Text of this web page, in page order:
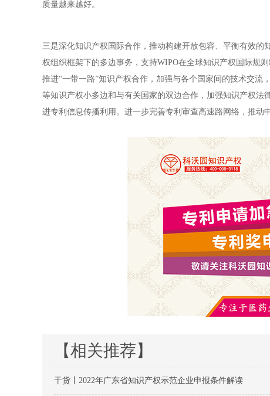
质量越来越好。
三是深化知识产权国际合作，推动构建开放包容、平衡有效
权组织框架下的多边事务，支持WIPO在全球知识产权国际规
推进“一带一路”知识产权合作，加强与各个国家间的技术交流
等知识产权小多边和与有关国家的双边合作，加强知识产权
进专利信息传播利用。进一步完善专利审查高速路网络，推动
【相关推荐】
干货丨2022年广东省知识产权示范企业申报条件解读